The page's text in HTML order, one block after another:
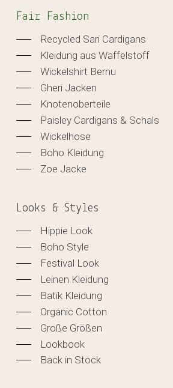
Fair Fashion
Recycled Sari Cardigans
Kleidung aus Waffelstoff
Wickelshirt Bernu
Gheri Jacken
Knotenoberteile
Paisley Cardigans & Schals
Wickelhose
Boho Kleidung
Zoe Jacke
Looks & Styles
Hippie Look
Boho Style
Festival Look
Leinen Kleidung
Batik Kleidung
Organic Cotton
Große Größen
Lookbook
Back in Stock